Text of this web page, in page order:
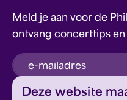
Deze website
Meld je aan voor de
ontvang concerttips en
inschrijven